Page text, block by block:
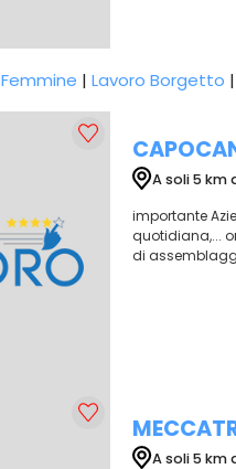
| Lavoro Borgetto |
A soli 5 km
importante
quotidiana,...
di
A soli 5 km